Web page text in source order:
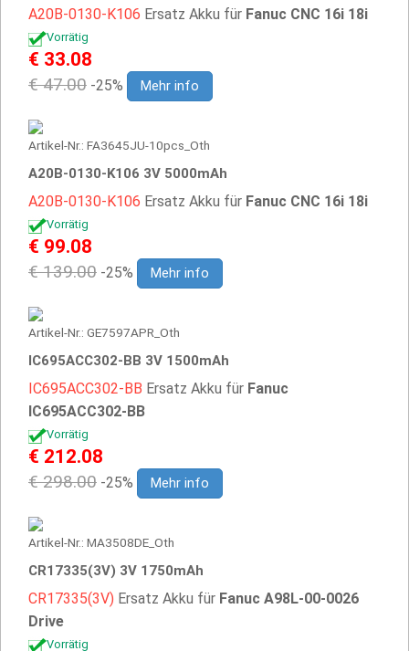
A20B-0130-K106 Ersatz Akku für Fanuc CNC 16i 18i
Vorrätig
€ 33.08
€ 47.00 -25% Mehr info
Artikel-Nr.: FA3645JU-10pcs_Oth
A20B-0130-K106 3V 5000mAh
A20B-0130-K106 Ersatz Akku für Fanuc CNC 16i 18i
Vorrätig
€ 99.08
€ 139.00 -25% Mehr info
Artikel-Nr.: GE7597APR_Oth
IC695ACC302-BB 3V 1500mAh
IC695ACC302-BB Ersatz Akku für Fanuc
IC695ACC302-BB
Vorrätig
€ 212.08
€ 298.00 -25% Mehr info
Artikel-Nr.: MA3508DE_Oth
CR17335(3V) 3V 1750mAh
CR17335(3V) Ersatz Akku für Fanuc A98L-00-0026
Drive
Vorrätig